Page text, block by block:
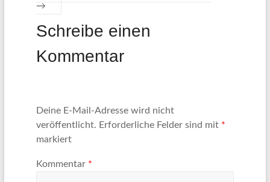
→
Schreibe einen
Kommentar
Deine E-Mail-Adresse wird nicht
veröffentlicht. Erforderliche Felder sind mit *
markiert
Kommentar *